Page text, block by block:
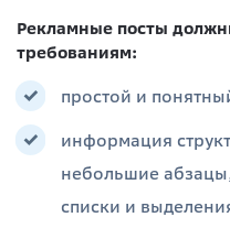
Рекламные посты
требованиям:
простой и
информация
небольшие
списки и